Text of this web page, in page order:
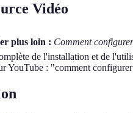
Vidéo
plus loin : Comment
de l'installation et de
YouTube : "comment